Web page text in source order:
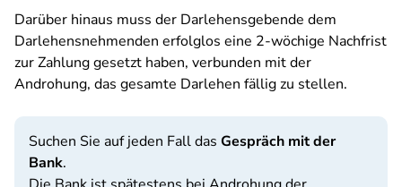
Darüber hinaus muss der Darlehensgebende dem
Darlehensnehmenden erfolglos eine 2-wöchige Nachfrist
zur Zahlung gesetzt haben, verbunden mit der
Androhung, das gesamte Darlehen fällig zu stellen.
Suchen Sie auf jeden Fall das Gespräch mit der
Bank.